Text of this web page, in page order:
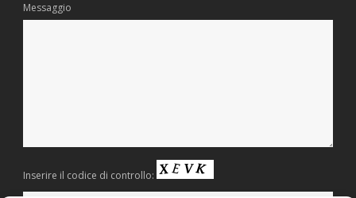
Messaggio
Inserire il codice di controllo: